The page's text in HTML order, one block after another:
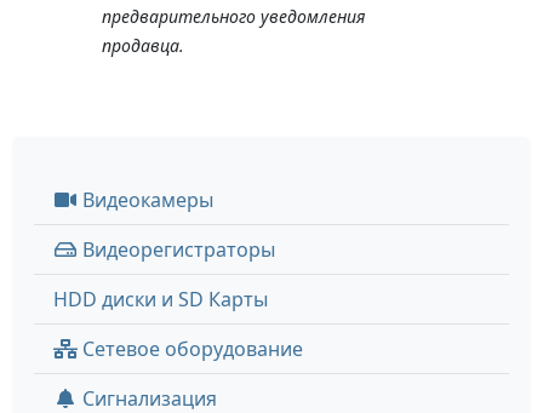
предварительного уведомления
продавца.
Видеокамеры
Видеорегистраторы
HDD диски и SD Карты
Сетевое оборудование
Сигнализация